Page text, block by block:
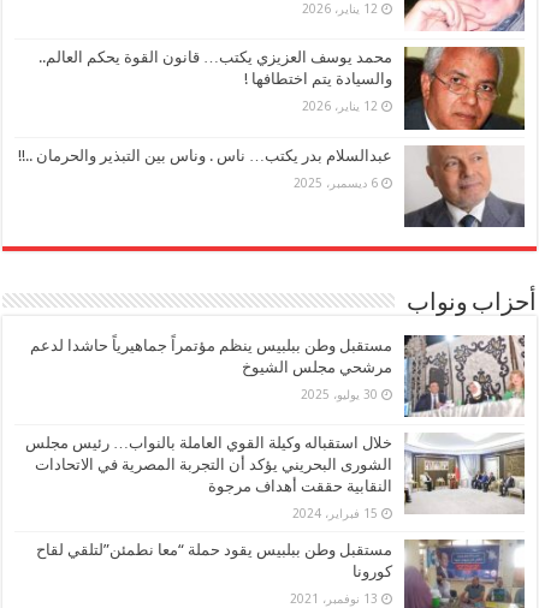
12 يناير، 2026
محمد يوسف العزيزي يكتب… قانون القوة يحكم العالم..
والسيادة يتم اختطافها !
12 يناير، 2026
عبدالسلام بدر يكتب… ناس . وناس بين التبذير والحرمان ..!!
6 ديسمبر، 2025
أحزاب ونواب
مستقبل وطن ببلبيس ينظم مؤتمراً جماهيرياً حاشدا لدعم
مرشحي مجلس الشيوخ
30 يوليو، 2025
خلال استقباله وكيلة القوي العاملة بالنواب… رئيس مجلس
الشورى البحريني يؤكد أن التجربة المصرية في الاتحادات
النقابية حققت أهداف مرجوة
15 فبراير، 2024
مستقبل وطن ببلبيس يقود حملة “معا نطمئن”لتلقي لقاح
كورونا
13 نوفمبر، 2021